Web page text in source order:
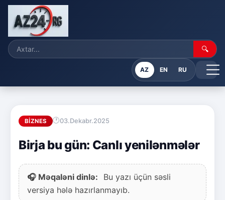
🔍
AZ EN RU
BIZNES 03.Dekabr.2025
Birja bu gün: Canlı yenilənmələr
🎧 Məqaləni dinlə:
Bu yazı üçün səsli
versiya hələ hazırlanmayıb.